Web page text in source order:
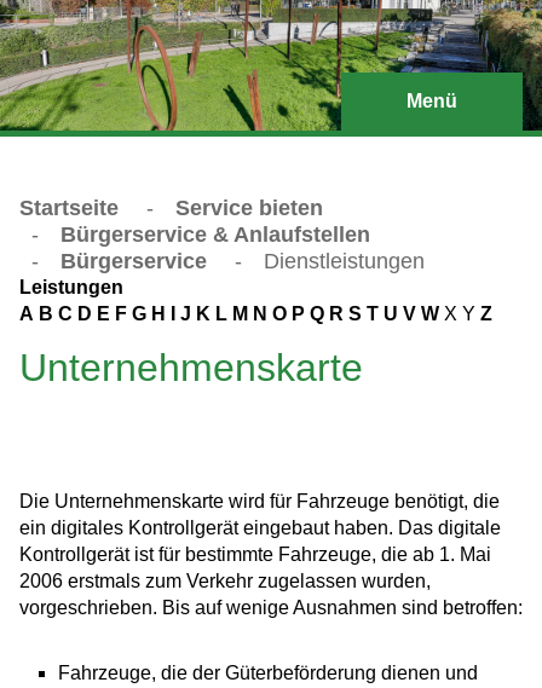
Menü
Startseite -
Service bieten
-
Bürgerservice & Anlaufstellen
-
Bürgerservice - Dienstleistungen
Leistungen
A B C D E F G H J K L M N O P Q R S T U V W X Y Z
Unternehmenskarte
Die Unternehmenskarte wird für Fahrzeuge benötigt, die
ein digitales Kontrollgerät eingebaut haben. Das digitale
Kontrollgerät ist für bestimmte Fahrzeuge, die ab 1. Mai
2006 erstmals zum Verkehr zugelassen wurden,
vorgeschrieben. Bis auf wenige Ausnahmen sind betroffen:
Fahrzeuge, die der Güterbeförderung dienen und